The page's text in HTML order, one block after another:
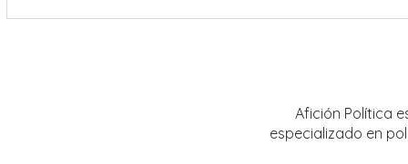
Afición Política
especializado en